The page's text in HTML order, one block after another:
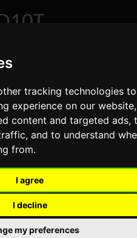
tracking technologies to
experience on our
content and targeted ads,
and to understand
from.
I agree
I decline
my preferences
Archive
leider
ist, als der Download. Nicht
dass man eigentlich